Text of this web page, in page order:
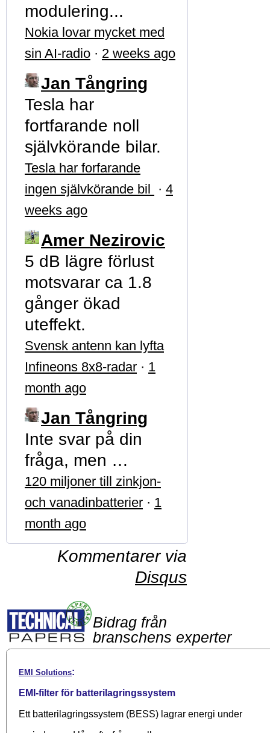
modulering...
Nokia lovar mycket med
sin AI-radio · 2 weeks ago
Jan Tångring
Tesla har
fortfarande noll
självkörande bilar.
Tesla har forfarande
ingen självkörande bil · 4
weeks ago
Amer Nezirovic
5 dB lägre förlust
motsvarar ca 1.8
gånger ökad
uteffekt.
Svensk antenn kan lyfta
Infineons 8x8-radar · 1
month ago
Jan Tångring
Inte svar på din
fråga, men …
120 miljoner till zinkjon-
och vanadinbatterier · 1
month ago
Kommentarer via
Disqus
Bidrag från
branschens experter
EMI Solutions:
EMI-filter för batterilagringssystem
Ett batterilagringssystem (BESS) lagrar energi under